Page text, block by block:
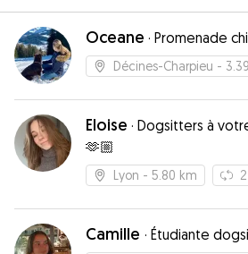
Oceane · Promenade
Décines-Charpieu -
Eloise · Dogsitters à
🫶🏼
Lyon - 5.80 km 2
Camille · Étudiante